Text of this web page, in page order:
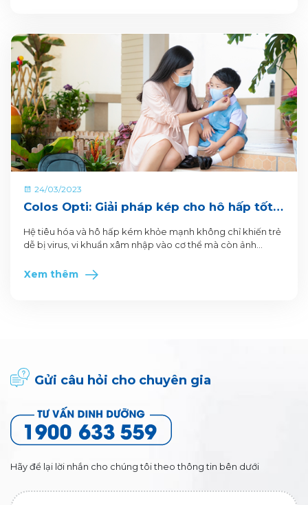
24/03/2023
Colos Opti: Giải pháp kép cho hô hấp tốt -
Hệ tiêu hóa và hô hấp kém khỏe mạnh không chỉ khiến trẻ
dễ bị virus, vi khuẩn xâm nhập vào cơ thể mà còn ảnh
hóa kém ảnh hưởng đến khẩu vị và khả năng hấp thụ
Xem thêm
Gửi câu hỏi cho chuyên gia
Hãy để lại lời nhắn cho chúng tôi theo thông tin bên dưới